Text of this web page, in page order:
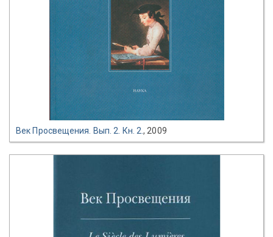
Век Просвещения. Вып. 2. Кн. 2., 2009